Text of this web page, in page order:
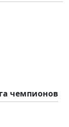
чемпионов